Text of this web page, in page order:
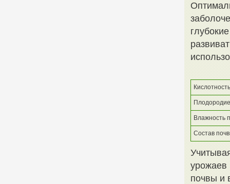
Влажность
Состав
урожаев
почвы и